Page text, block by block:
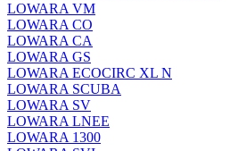
LOWARA VM
LOWARA CO
LOWARA CA
LOWARA GS
LOWARA ECOCIRC XL N
LOWARA SCUBA
LOWARA SV
LOWARA LNEE
LOWARA 1300